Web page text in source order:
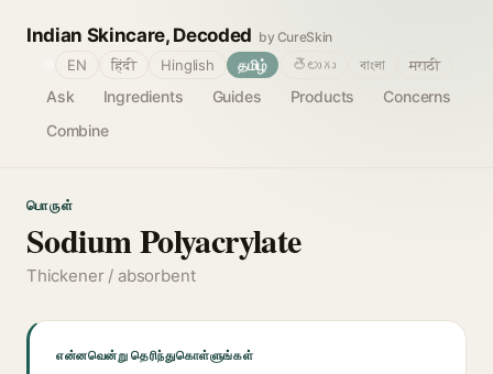
Indian Skincare, Decoded by CureSkin
Ask Ingredients Guides Products
Concerns
Combine
EN हिंदी Hinglish தமிழ் తెలుగు বাংলা मराठी
பொருள்
Sodium Polyacrylate
Thickener / absorbent
என்னவென்று தெரிந்துகொள்ளுங்கள்